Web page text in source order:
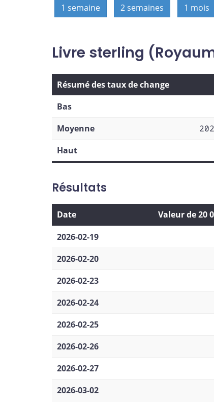
1 semaine 2 semaines 1 mois
Livre sterling
Résumé des taux de change
Bas
Moyenne
Haut
Résultats
Date Valeur de 20
2026-02-19
2026-02-20
2026-02-23
2026-02-24
2026-02-25
2026-02-26
2026-02-27
2026-03-02